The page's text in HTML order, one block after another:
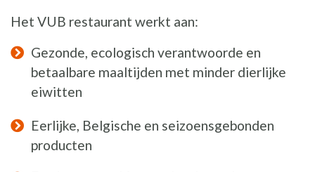
Het VUB restaurant werkt aan:
Gezonde, ecologisch verantwoorde en
betaalbare maaltijden met minder dierlijke
eiwitten
Eerlijke, Belgische en seizoensgebonden
producten